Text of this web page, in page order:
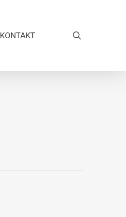
KONTAKT FACEBOOK